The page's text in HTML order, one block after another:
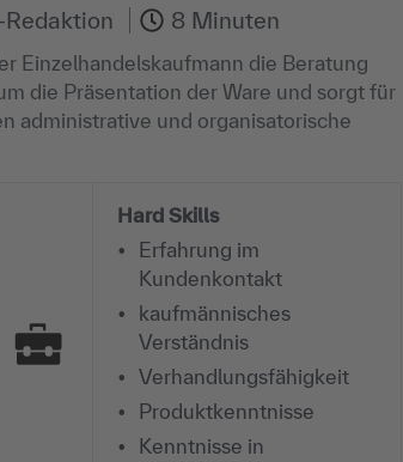
8 Minuten
Einzelhandelskaufmann die Beratung
die Präsentation der Ware und sorgt für
administrative und organisatorische
Hard Skills
Erfahrung im
Kundenkontakt
kaufmännisches
Verständnis
Verhandlungsfähigkeit
Produktkenntnisse
Kenntnisse in